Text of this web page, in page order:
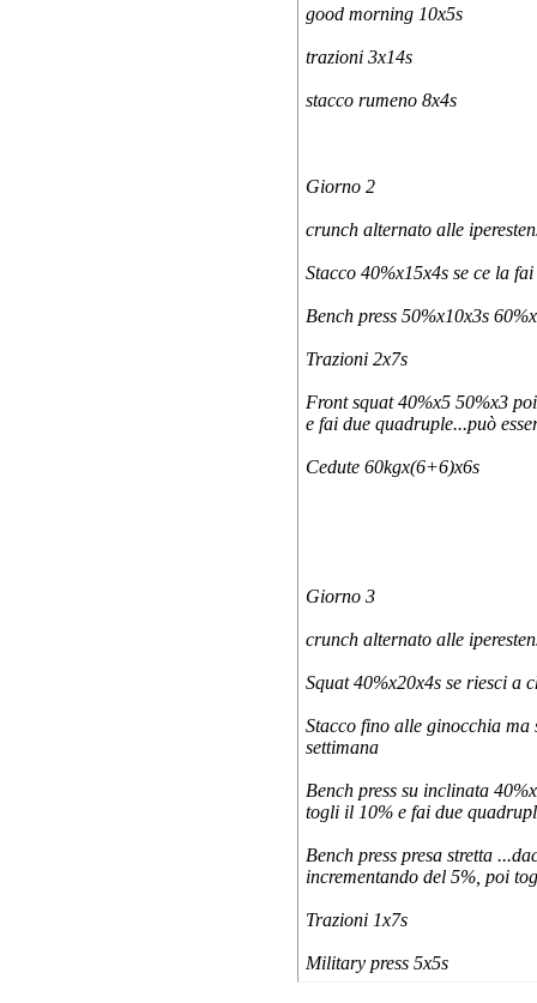
good morning 10x5s
trazioni 3x14s
stacco rumeno 8x4s
Giorno 2
crunch alternato alle
Stacco 40%x15x4s se ce la
Bench press 50%x10x3s
Trazioni 2x7s
Front squat 40%x5 50%x3
e fai due quadruple...può
Cedute 60kgx(6+6)x6s
Giorno 3
crunch alternato alle
Squat 40%x20x4s se riesci a
Stacco fino alle ginocchia
settimana
Bench press su inclinata
togli il 10% e fai due
Bench press presa stretta
incrementando del 5%, poi
Trazioni 1x7s
Military press 5x5s